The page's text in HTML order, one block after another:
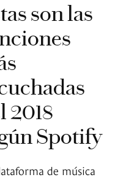
son las
2018
Spotify
de música